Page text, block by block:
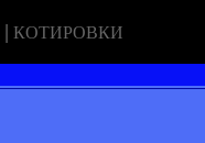
| КОТИРОВКИ